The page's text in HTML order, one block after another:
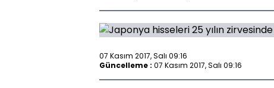
07 Kasım 2017, Salı 09:16
Güncelleme : 07 Kasım 2017, Salı 09:16